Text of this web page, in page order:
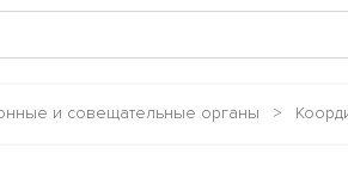
и совещательные органы >